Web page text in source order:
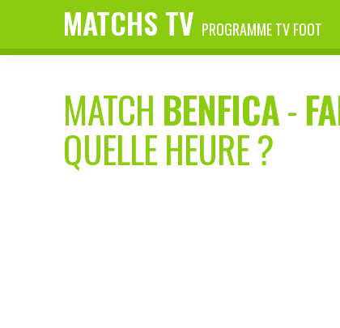
MATCHS TV PROGRAMME TV FOOT
MATCH BENFICA-
QUELLE HEURE ?